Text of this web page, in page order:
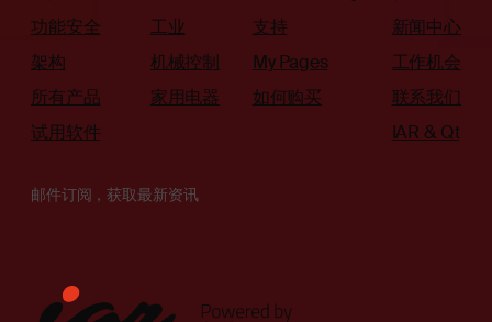
功能安全
架构
所有产品
试用软件
工业
机械控制
家用电器
支持
My Pages
如何购买
新闻中心
工作机会
联系我们
IAR & Qt
邮件订阅，获取最新资讯